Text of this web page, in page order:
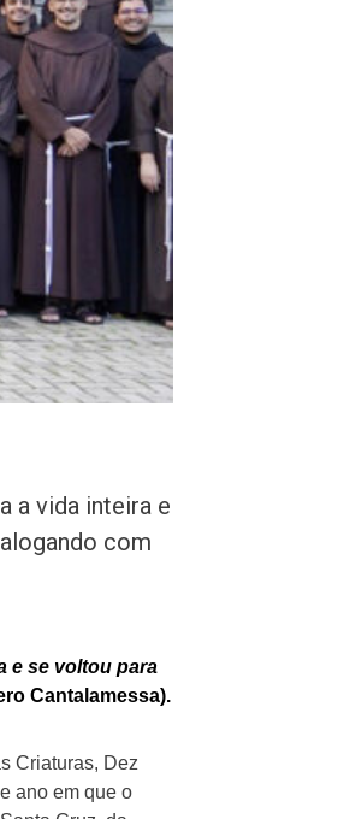
a vida inteira e
com
e se voltou para
Cantalamessa).
Criaturas, Dez
e ano em que o